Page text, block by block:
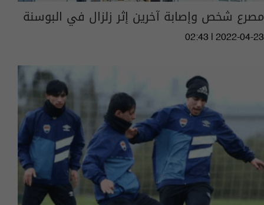
مصرع شخص وإصابة آخرين إثر زلزال في البوسنة
02:43 | 2022-04-23